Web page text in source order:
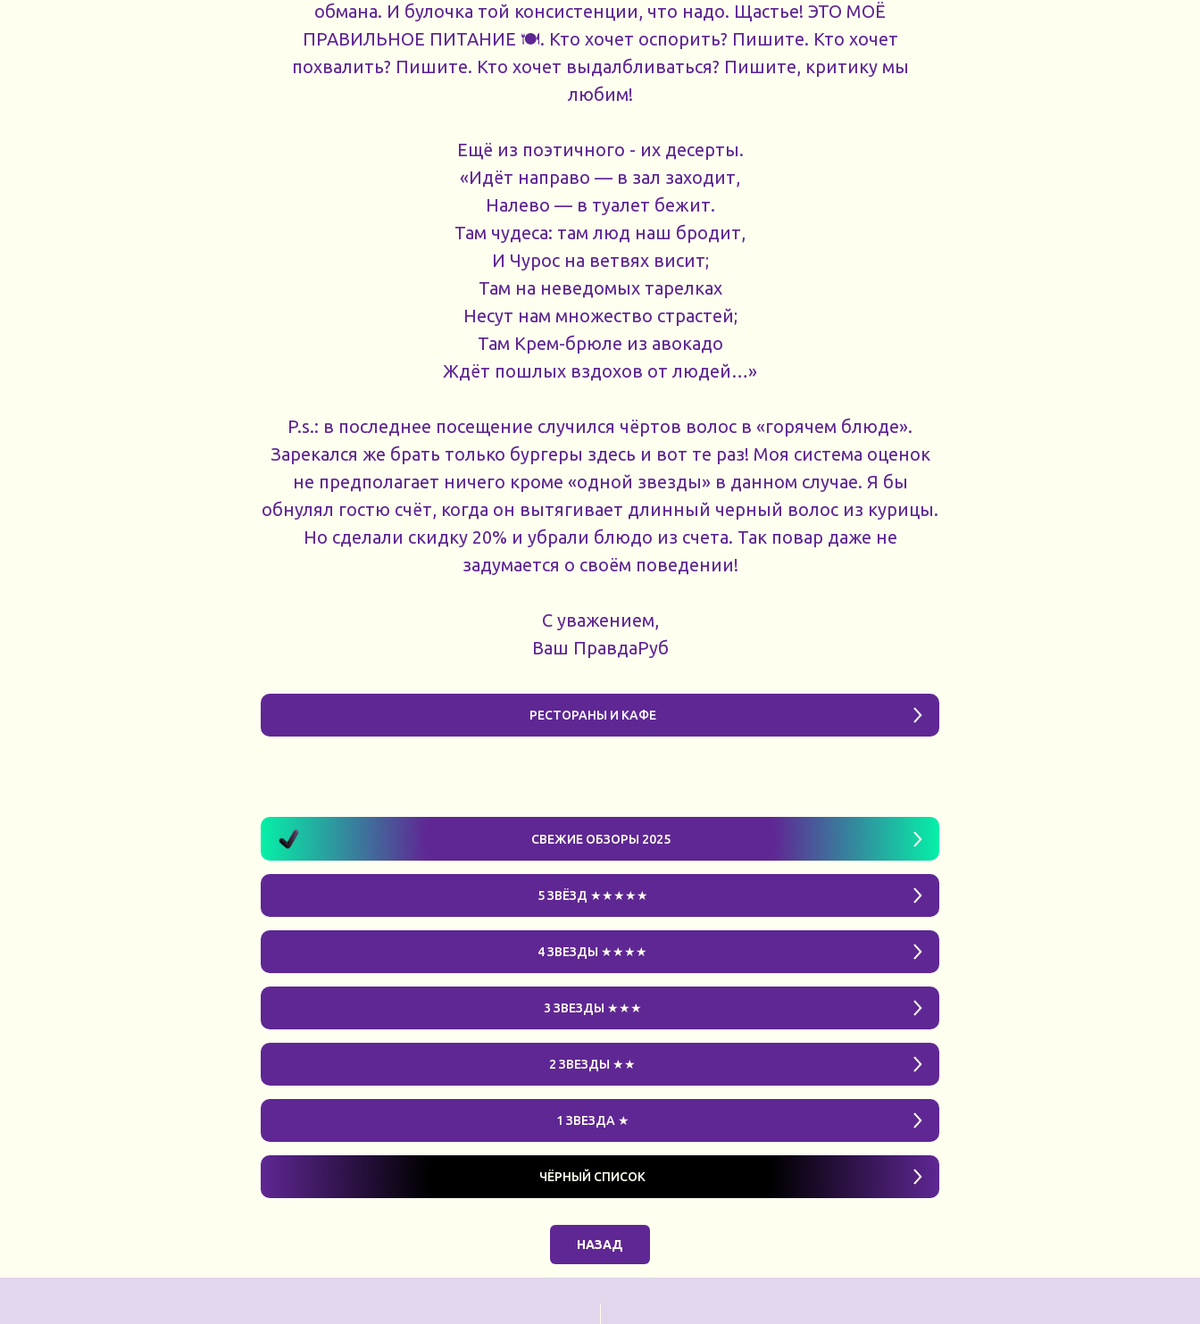
обмана. И булочка той консистенции, что надо. Щастье! ЭТО МОЁ
ПРАВИЛЬНОЕ ПИТАНИЕ 🍽️. Кто хочет оспорить? Пишите. Кто хочет
похвалить? Пишите. Кто хочет выдалбливаться? Пишите, критику мы
любим!
Ещё из поэтичного - их десерты.
«Идёт направо — в зал заходит,
Налево — в туалет бежит.
Там чудеса: там люд наш бродит,
И Чурос на ветвях висит;
Там на неведомых тарелках
Несут нам множество страстей;
Там Крем-брюле из авокадо
Ждёт пошлых вздохов от людей…»
P.s.: в последнее посещение случился чёртов волос в «горячем блюде».
Зарекался же брать только бургеры здесь и вот те раз! Моя система оценок
не предполагает ничего кроме «одной звезды» в данном случае. Я бы
обнулял гостю счёт, когда он вытягивает длинный черный волос из курицы.
Но сделали скидку 20% и убрали блюдо из счета. Так повар даже не
задумается о своём поведении!
С уважением,
Ваш ПравдаРуб
РЕСТОРАНЫ И КАФЕ
СВЕЖИЕ ОБЗОРЫ 2025
5 ЗВЁЗД ★★★★★
4 ЗВЕЗДЫ ★★★★
3 ЗВЕЗДЫ ★★★
2 ЗВЕЗДЫ ★★
1 ЗВЕЗДА ★
ЧЁРНЫЙ СПИСОК
НАЗАД